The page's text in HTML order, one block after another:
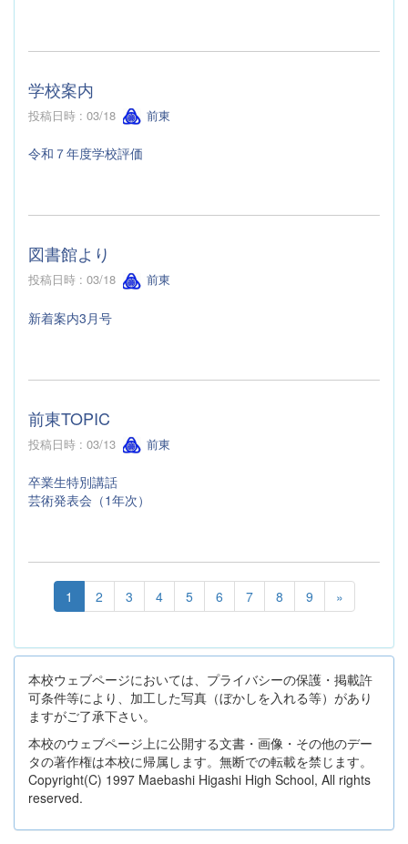
学校案内
投稿日時 : 03/18 前東
令和７年度学校評価
図書館より
投稿日時 : 03/18 前東
新着案内3月号
前東TOPIC
投稿日時 : 03/13 前東
卒業生特別講話
芸術発表会（1年次）
1 2 3 4 5 6 7 8 9 »
本校ウェブページにおいては、プライバシーの保護・掲載許
可条件等により、加工した写真（ぼかしを入れる等）があり
ますがご了承下さい。
本校のウェブページ上に公開する文書・画像・その他のデー
タの著作権は本校に帰属します。無断での転載を禁じます。
Copyright(C) 1997 Maebashi Higashi High School, All rights
reserved.